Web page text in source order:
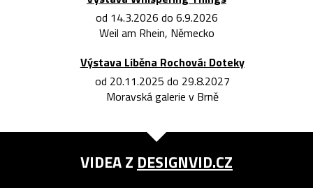
od 14.3.2026 do 6.9.2026
Weil am Rhein, Německo
Výstava Liběna Rochová: Doteky
od 20.11.2025 do 29.8.2027
Moravská galerie v Brně
VIDEA Z DESIGNVID.CZ